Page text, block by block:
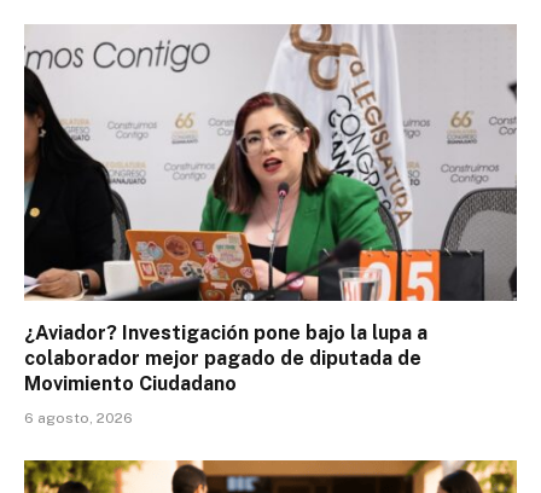
¿Aviador? Investigación pone bajo la lupa a
colaborador mejor pagado de diputada de
Movimiento Ciudadano
6 agosto, 2026